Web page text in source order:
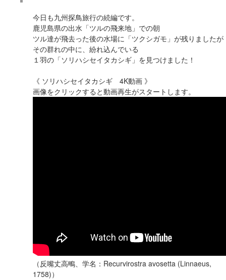
今日も九州探鳥旅行の続編です。
鹿児島県の出水「ツルの飛来地」での朝
ツル達が飛去った後の水場に「ツクシガモ」が残りましたが
その群れの中に、紛れ込んでいる
１羽の「ソリハシセイタカシギ」を見つけました！
《 ソリハシセイタカシギ 4K動画 》
画像をクリックすると動画再生がスタートします。
（反嘴丈高鴫、学名：Recurvirostra avosetta (Linnaeus,
1758)）